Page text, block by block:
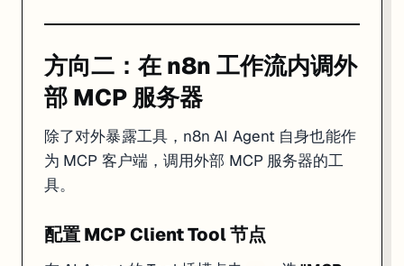
方向二：在 n8n 工作流内调外
部 MCP 服务器
除了对外暴露工具，n8n AI Agent 自身也能作
为 MCP 客户端，调用外部 MCP 服务器的工
具。
配置 MCP Client Tool 节点